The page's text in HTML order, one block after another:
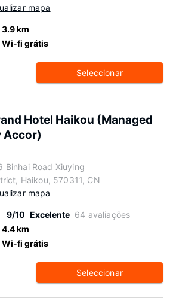
mapa
3.9 km
Wi-fi grátis
Seleccionar
Hotel Haikou (Managed
Accor)
Binhai Road Xiuying
Haikou, 570311, CN
mapa
9/10 Excelente 64 avaliações
4.4 km
Wi-fi grátis
Seleccionar